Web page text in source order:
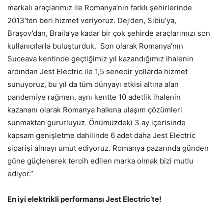
markalı araçlarımız ile Romanya’nın farklı şehirlerinde
2013’ten beri hizmet veriyoruz. Dej’den, Sibiu’ya,
Braşov’dan, Braila’ya kadar bir çok şehirde araçlarımızı son
kullanıcılarla buluşturduk. Son olarak Romanya’nın
Suceava kentinde geçtiğimiz yıl kazandığımız ihalenin
ardından Jest Electric ile 1,5 senedir yollarda hizmet
sunuyoruz, bu yıl da tüm dünyayı etkisi altına alan
pandemiye rağmen, aynı kentte 10 adetlik ihalenin
kazananı olarak Romanya halkına ulaşım çözümleri
sunmaktan gururluyuz. Önümüzdeki 3 ay içerisinde
kapsam genişletme dahilinde 6 adet daha Jest Electric
siparişi almayı umut ediyoruz. Romanya pazarında günden
güne güçlenerek tercih edilen marka olmak bizi mutlu
ediyor.”
En iyi elektrikli performansı Jest Electric’te!